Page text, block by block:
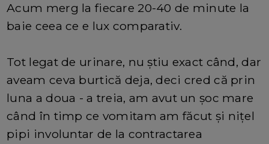
Acum merg la fiecare 20-40 de minute la
baie ceea ce e lux comparativ.
Tot legat de urinare, nu știu exact când, dar
aveam ceva burtică deja, deci cred că prin
luna a doua - a treia, am avut un șoc mare
când în timp ce vomitam am făcut și nițel
pipi involuntar de la contractarea